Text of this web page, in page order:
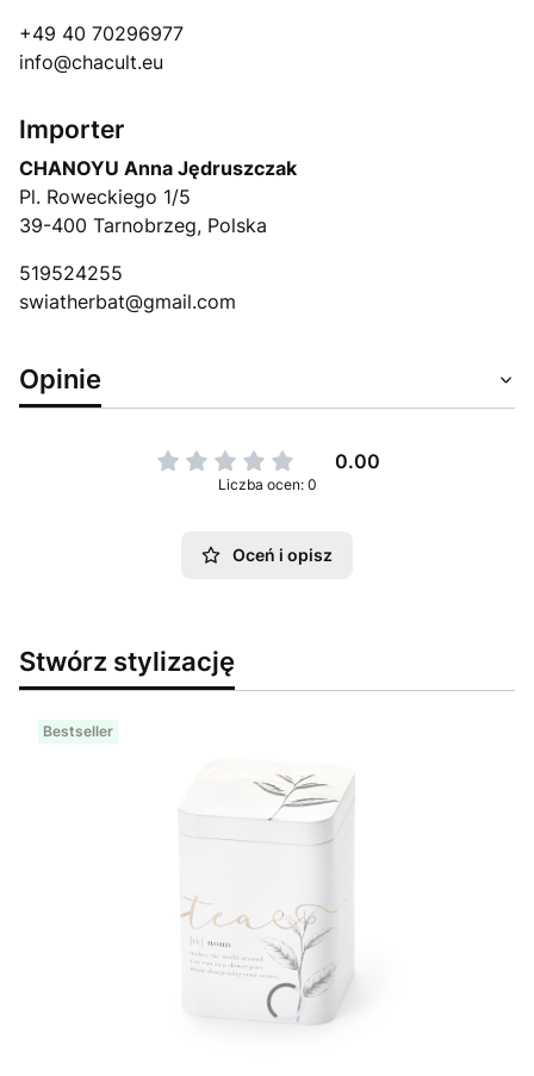
+49 40 70296977
info@chacult.eu
Importer
CHANOYU Anna Jędruszczak
Pl. Roweckiego 1/5
39-400 Tarnobrzeg, Polska
519524255
swiatherbat@gmail.com
Opinie
0.00
Liczba ocen: 0
Oceń i opisz
Stwórz stylizację
Bestseller